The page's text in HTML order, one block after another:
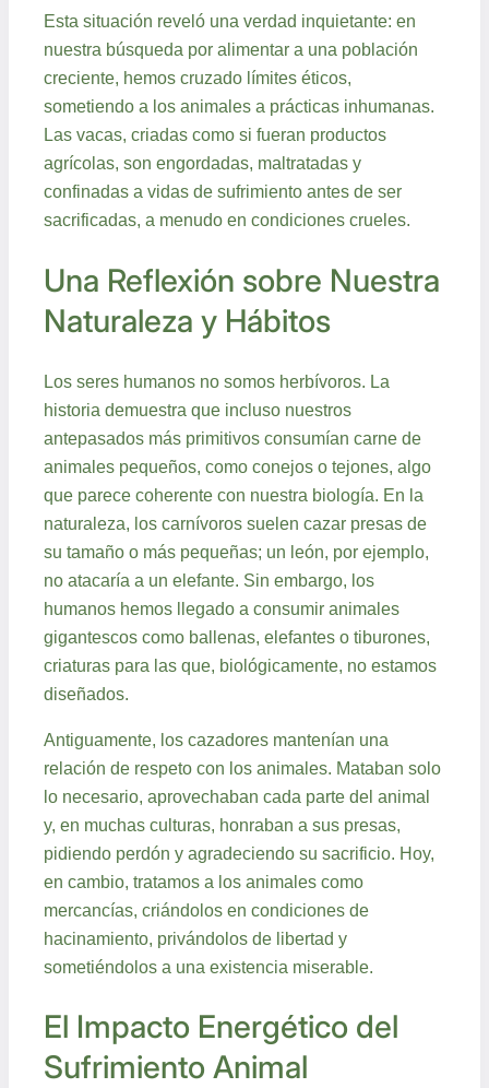
Esta situación reveló una verdad inquietante: en
nuestra búsqueda por alimentar a una población
creciente, hemos cruzado límites éticos,
sometiendo a los animales a prácticas inhumanas.
Las vacas, criadas como si fueran productos
agrícolas, son engordadas, maltratadas y
confinadas a vidas de sufrimiento antes de ser
sacrificadas, a menudo en condiciones crueles.
Una Reflexión sobre Nuestra
Naturaleza y Hábitos
Los seres humanos no somos herbívoros. La
historia demuestra que incluso nuestros
antepasados más primitivos consumían carne de
animales pequeños, como conejos o tejones, algo
que parece coherente con nuestra biología. En la
naturaleza, los carnívoros suelen cazar presas de
su tamaño o más pequeñas; un león, por ejemplo,
no atacaría a un elefante. Sin embargo, los
humanos hemos llegado a consumir animales
gigantescos como ballenas, elefantes o tiburones,
criaturas para las que, biológicamente, no estamos
diseñados.
Antiguamente, los cazadores mantenían una
relación de respeto con los animales. Mataban solo
lo necesario, aprovechaban cada parte del animal
y, en muchas culturas, honraban a sus presas,
pidiendo perdón y agradeciendo su sacrificio. Hoy,
en cambio, tratamos a los animales como
mercancías, criándolos en condiciones de
hacinamiento, privándolos de libertad y
sometiéndolos a una existencia miserable.
El Impacto Energético del
Sufrimiento Animal